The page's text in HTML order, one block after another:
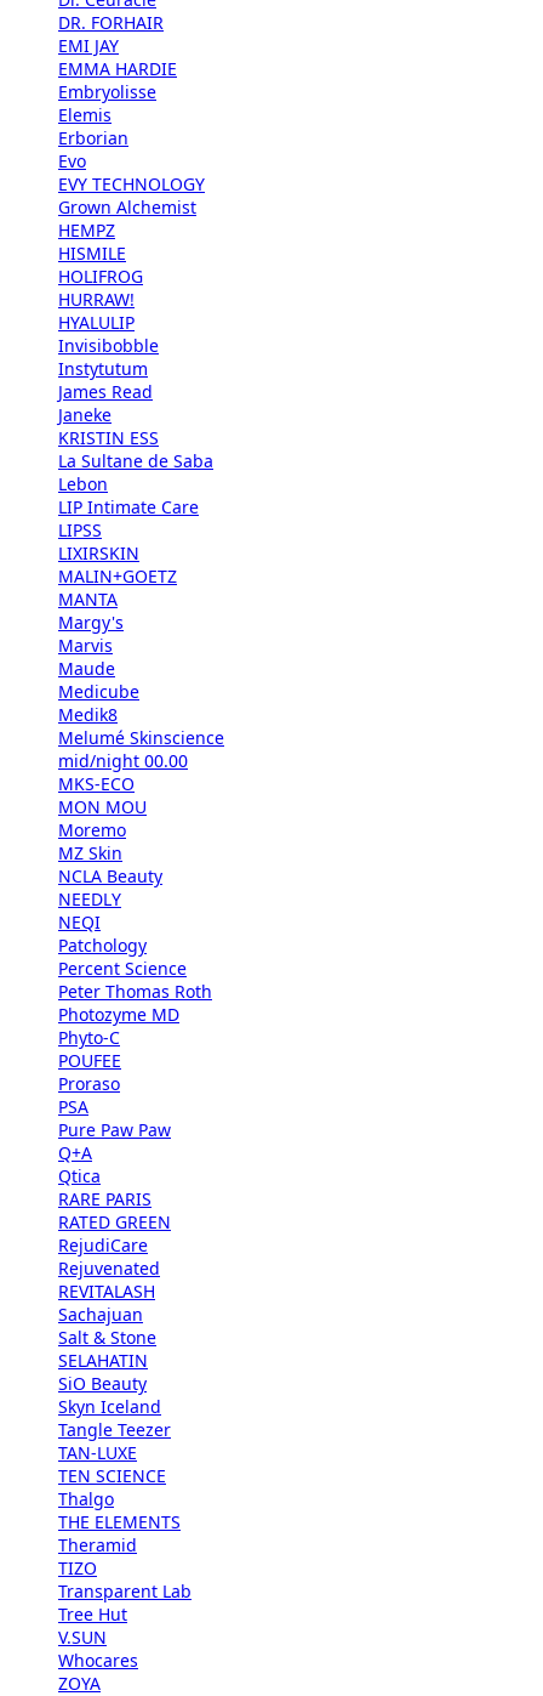
DR. FORHAIR
EMI JAY
EMMA HARDIE
Embryolisse
Elemis
Erborian
Evo
EVY TECHNOLOGY
Grown Alchemist
HEMPZ
HISMILE
HOLIFROG
HURRAW!
HYALULIP
Invisibobble
Instytutum
James Read
Janeke
KRISTIN ESS
La Sultane de Saba
Lebon
LIP Intimate Care
LIPSS
LIXIRSKIN
MALIN+GOETZ
MANTA
Margy's
Marvis
Maude
Medicube
Medik8
Melumé Skinscience
mid/night 00.00
MKS-ECO
MON MOU
Moremo
MZ Skin
NCLA Beauty
NEEDLY
NEQI
Patchology
Percent Science
Peter Thomas Roth
Photozyme MD
Phyto-C
POUFEE
Proraso
PSA
Pure Paw Paw
Q+A
Qtica
RARE PARIS
RATED GREEN
RejudiCare
Rejuvenated
REVITALASH
Sachajuan
Salt & Stone
SELAHATIN
SiO Beauty
Skyn Iceland
Tangle Teezer
TAN-LUXE
TEN SCIENCE
Thalgo
THE ELEMENTS
Theramid
TIZO
Transparent Lab
Tree Hut
V.SUN
Whocares
ZOYA